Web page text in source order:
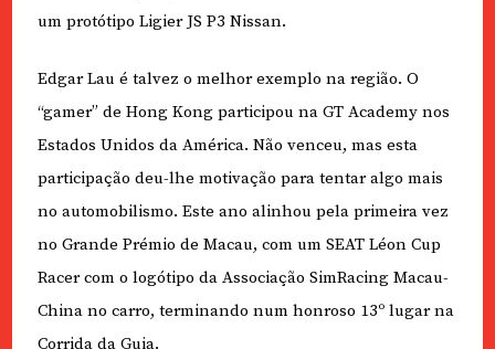
um protótipo Ligier JS P3 Nissan.
Edgar Lau é talvez o melhor exemplo na região. O
“gamer” de Hong Kong participou na GT Academy nos
Estados Unidos da América. Não venceu, mas esta
participação deu-lhe motivação para tentar algo mais
no automobilismo. Este ano alinhou pela primeira vez
no Grande Prémio de Macau, com um SEAT Léon Cup
Racer com o logótipo da Associação SimRacing Macau-
China no carro, terminando num honroso 13º lugar na
Corrida da Guia.